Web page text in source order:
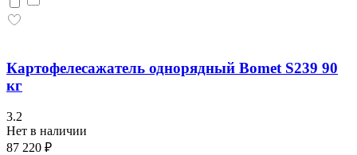
Картофелесажатель однорядный Bomet S239 90
кг
3.2
Нет в наличии
87 220 ₽